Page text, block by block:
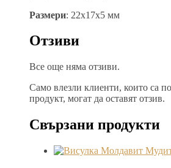
Размери: 22х17х5 мм
Отзиви
Все още няма отзиви.
Само влезли клиенти, които са
продукт, могат да оставят отзив.
Свързани продукти